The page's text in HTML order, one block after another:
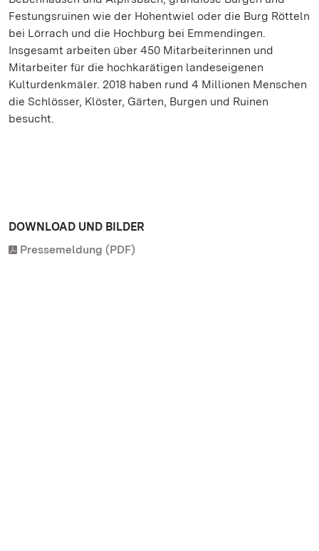
Festungsruinen wie der Hohentwiel oder die Burg Rötteln
bei Lörrach und die Hochburg bei Emmendingen.
Insgesamt arbeiten über 450 Mitarbeiterinnen und
Mitarbeiter für die hochkarätigen landeseigenen
Kulturdenkmäler. 2018 haben rund 4 Millionen Menschen
die Schlösser, Klöster, Gärten, Burgen und Ruinen
besucht.
DOWNLOAD UND BILDER
Pressemeldung (PDF)